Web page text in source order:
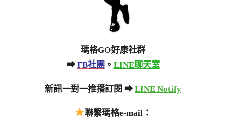
瑪格GO好康社群
➡FB社團 。 LINE聊天室
新訊一對一推播訂閱 ➡LINE Notify
聯繫瑪格e-mail：